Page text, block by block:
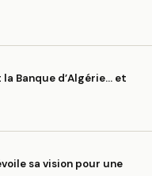
Banque d’Algérie… et
sa vision pour une